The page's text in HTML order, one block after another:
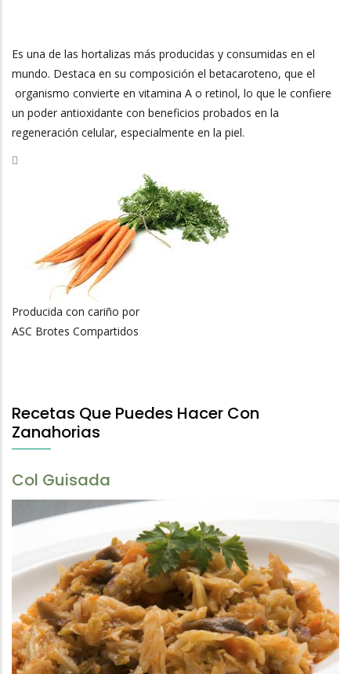
La
Es una de las hortalizas más producidas y consumidas en el
mundo. Destaca en su composición el betacaroteno, que el
organismo convierte en vitamina A o retinol, lo que le confiere
un poder antioxidante con beneficios probados en la
regeneración celular, especialmente en la piel.
Producida con cariño por
ASC Brotes Compartidos
Recetas Que Puedes Hacer Con
Zanahorias
Col Guisada